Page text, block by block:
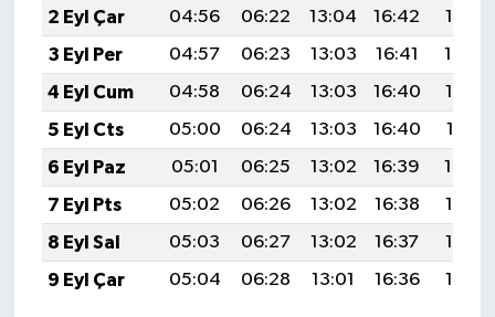
2 Eyl Çar
04:56 06:22 13:04 16:42
19:36
3 Eyl Per
04:57 06:23 13:03 16:41
19:34
4 Eyl Cum
04:58 06:24 13:03 16:40
19:33
5 Eyl Cts
05:00 06:24 13:03 16:40
19:31
6 Eyl Paz
05:01 06:25 13:02 16:39
19:30
7 Eyl Pts
05:02 06:26 13:02 16:38
19:28
8 Eyl Sal
05:03 06:27 13:02 16:37
19:26
9 Eyl Çar
05:04 06:28 13:01 16:36 19:25